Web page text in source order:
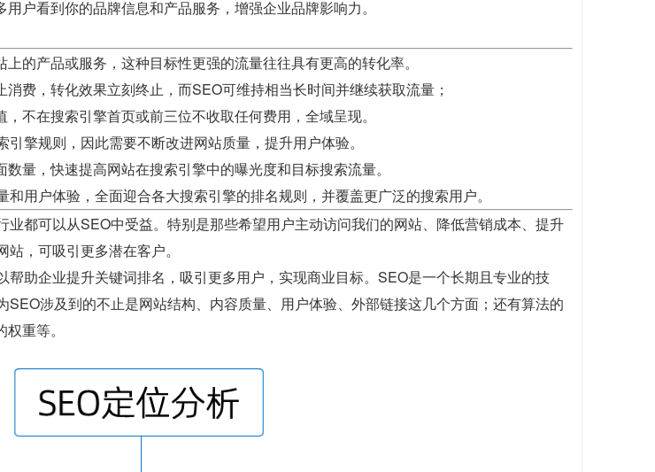
户看到你的品牌信息和产品服务，增强企业品牌影响力。
的产品或服务，这种目标性更强的流量往往具有更高的转化率。
费，转化效果立刻终止，而SEO可维持相当长时间并继续获取流量；
不在搜索引擎首页或前三位不收取任何费用，全域呈现。
擎规则，因此需要不断改进网站质量，提升用户体验。
量，快速提高网站在搜索引擎中的曝光度和目标搜索流量。
用户体验，全面迎合各大搜索引擎的排名规则，并覆盖更广泛的搜索用户。
业都可以从SEO中受益。特别是那些希望用户主动访问我们的网站、降低营销成本、提升
，可吸引更多潜在客户。
助企业提升关键词排名，吸引更多用户，实现商业目标。SEO是一个长期且专业的技
涉及到的不止是网站结构、内容质量、用户体验、外部链接这几个方面；还有算法的
重等。